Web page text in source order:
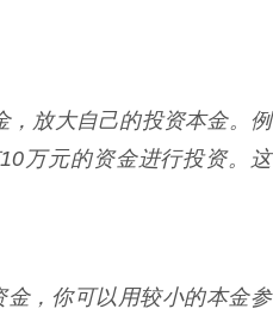
，放大自己的投资本金。例
万元的资金进行投资。这
，你可以用较小的本金参